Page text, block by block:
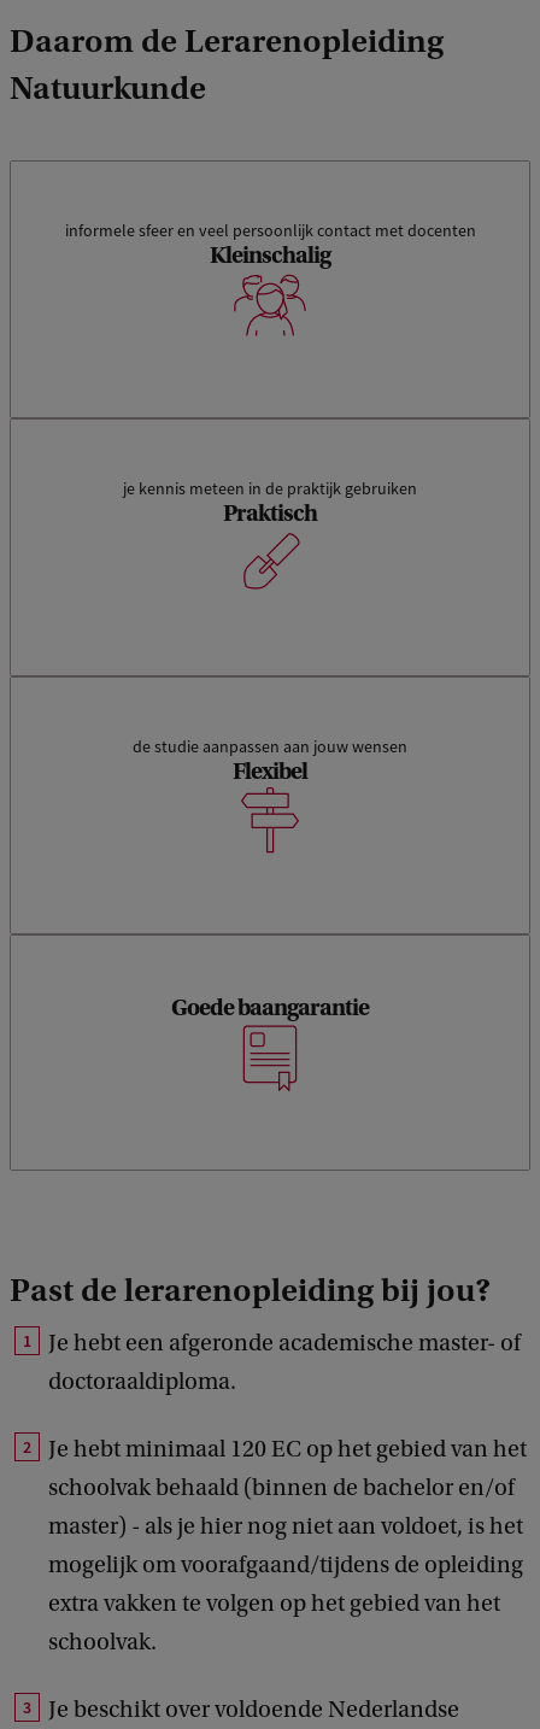
Daarom de Lerarenopleiding
Natuurkunde
informele sfeer en veel persoonlijk contact met docenten
Kleinschalig
je kennis meteen in de praktijk gebruiken
Praktisch
de studie aanpassen aan jouw wensen
Flexibel
Goede baangarantie
Past de lerarenopleiding bij jou?
Je hebt een afgeronde academische master- of
doctoraaldiploma.
Je hebt minimaal 120 EC op het gebied van het
schoolvak behaald (binnen de bachelor en/of
master) - als je hier nog niet aan voldoet, is het
mogelijk om voorafgaand/tijdens de opleiding
extra vakken te volgen op het gebied van het
schoolvak.
Je beschikt over voldoende Nederlandse